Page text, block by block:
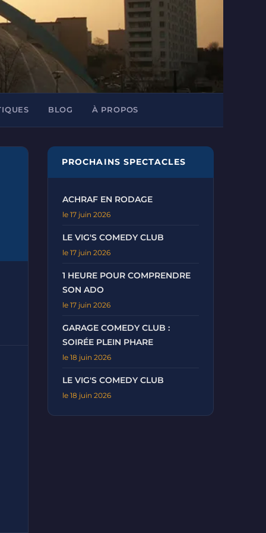
BLOG À PROPOS
PROCHAINS SPECTACLES
ACHRAF EN RODAGE
le 17 juin 2026
LE VIG'S COMEDY CLUB
le 17 juin 2026
1 HEURE POUR COMPRENDRE
SON ADO
le 17 juin 2026
GARAGE COMEDY CLUB :
SOIRÉE PLEIN PHARE
le 18 juin 2026
LE VIG'S COMEDY CLUB
le 18 juin 2026